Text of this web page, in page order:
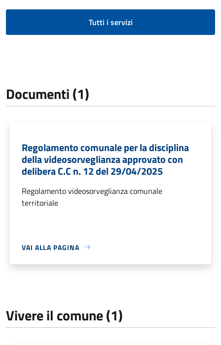
Tutti i servizi
Documenti (1)
Regolamento comunale per la disciplina
della videosorveglianza approvato con
delibera C.C n. 12 del 29/04/2025
Regolamento videosorveglianza comunale
territoriale
VAI ALLA PAGINA
Vivere il comune (1)